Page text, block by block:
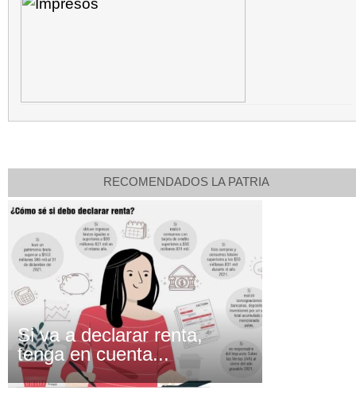
RECOMENDADOS LA PATRIA
Si va a declarar renta,
tenga en cuenta...